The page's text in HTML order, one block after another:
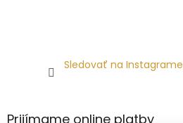
Sledovať na Instagrame
Prijímame online platby